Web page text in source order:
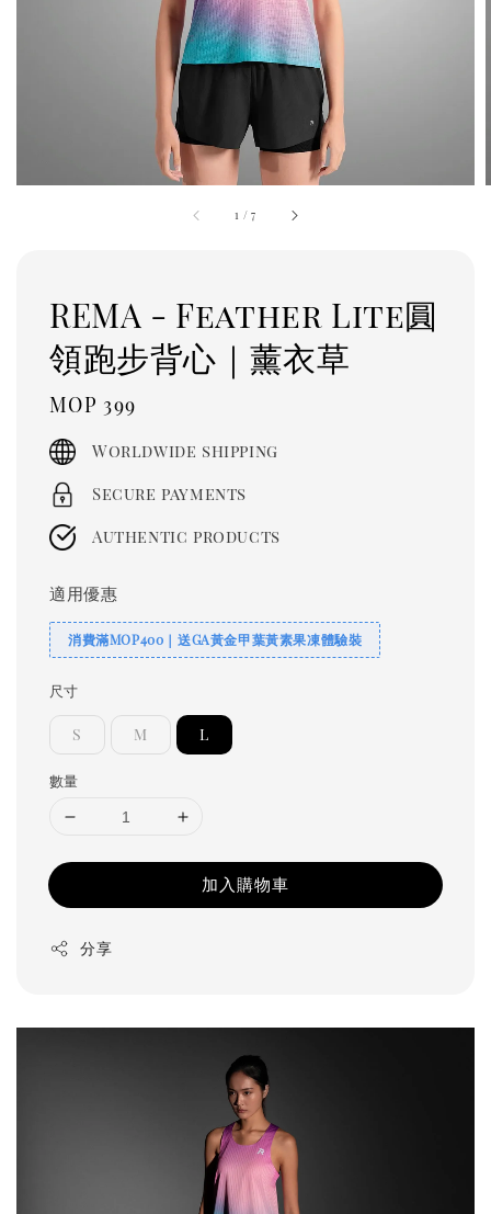
1 /7
REMA - Feather Lite圓
領跑步背心｜薰衣草
Regular
price
MOP 399
Worldwide shipping
Secure payments
Authentic products
適用優惠
消費滿MOP400｜送GA黃金甲葉黃素果凍體驗裝
尺寸
S M L
數量
加入購物車
分享